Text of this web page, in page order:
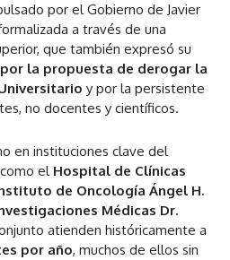
por el Gobierno de Javier
a través de una
que también expresó su
la propuesta de derogar la
y por la persistente
no docentes y científicos.
en instituciones clave del
el Hospital de Clínicas
de Oncología Ángel H.
Médicas Dr.
atienden históricamente a
por año, muchos de ellos sin